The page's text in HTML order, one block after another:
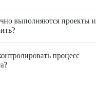
выполняются проекты и
процесс